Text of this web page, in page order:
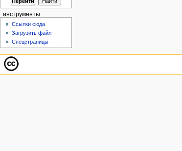
инструменты
Ссылки сюда
Загрузить файл
Спецстраницы